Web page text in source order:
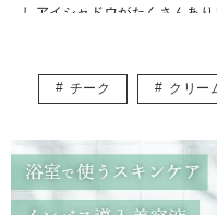
しアイシャドウがたくさんあ
コスメの写真を撮るのも大好
調理師免許、色彩検定3級、骨
検定2級、パーソナルカラリス
自分の知識や経験を活かしな
けできたら嬉しいです♪
チーク クリー